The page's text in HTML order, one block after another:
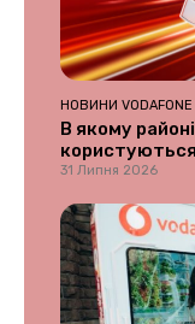
НОВИНИ VODAFONE
В якому
31 Липня 2026